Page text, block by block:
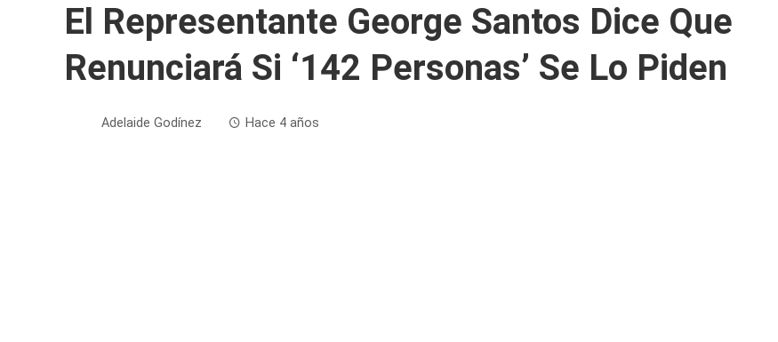
El Representante George Santos Dice Que
Renunciará Si ‘142 Personas’ Se Lo Piden
Adelaide Godínez Hace 4 años